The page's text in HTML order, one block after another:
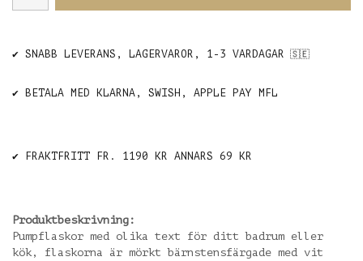
✔️ SNABB LEVERANS, LAGERVAROR, 1-3 VARDAGAR 🇸🇪
✔️ BETALA MED KLARNA, SWISH, APPLE PAY MFL
✔️ FRAKTFRITT FR. 1190 KR ANNARS 69 KR
Produktbeskrivning:
Pumpflaskor med olika text för ditt badrum eller
kök, flaskorna är mörkt bärnstensfärgade med vit